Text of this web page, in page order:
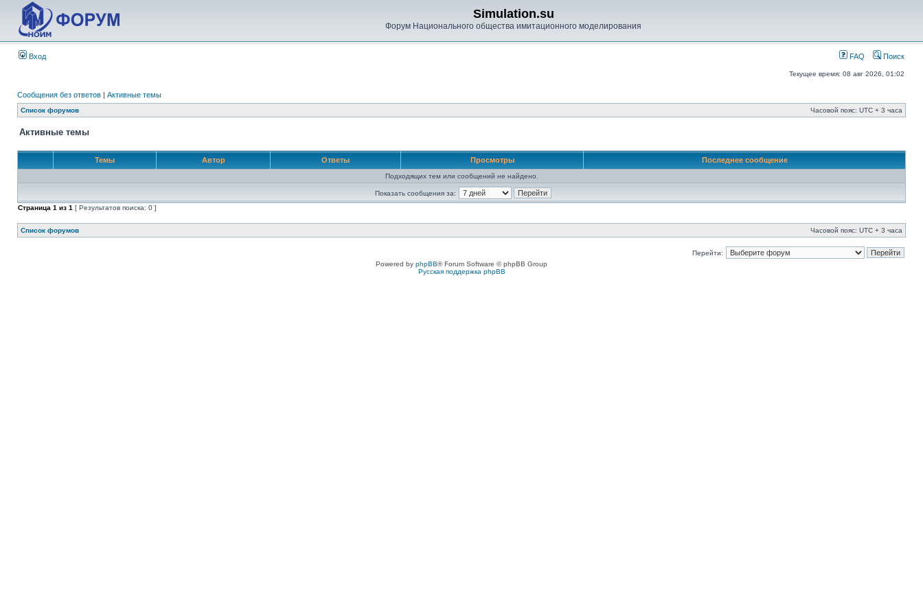
Simulation.su
Форум Национального общества имитационного моделирования
Вход FAQ Поиск
Текущее время: 08 авг 2026, 01:02
Сообщения без ответов | Активные темы
Список форумов Часовой пояс: UTC + 3 часа
Активные темы
Темы Автор Ответы Просмотры Последнее сообщение
Подходящих тем или сообщений не найдено.
Показать сообщения за:
Страница 1 из 1 [ Результатов поиска: 0 ]
Список форумов Часовой пояс: UTC + 3 часа
Перейти:
Powered by phpBB® Forum Software © phpBB Group
Русская поддержка phpBB